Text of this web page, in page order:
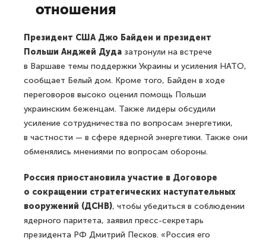
отношения
Президент США Джо Байден и президент
Польши Анджей Дуда затронули на встрече
в Варшаве темы поддержки Украины и усиления НАТО,
сообщает Белый дом. Кроме того, Байден в ходе
переговоров высоко оценил помощь Польши
украинским беженцам. Также лидеры обсудили
усиление сотрудничества по вопросам энергетики,
в частности — в сфере ядерной энергетики. Также они
обменялись мнениями по вопросам обороны.
Россия приостановила участие в Договоре
о сокращении стратегических наступательных
вооружений (ДСНВ), чтобы убедиться в соблюдении
ядерного паритета, заявил пресс-секретарь
президента РФ Дмитрий Песков. «Россия его